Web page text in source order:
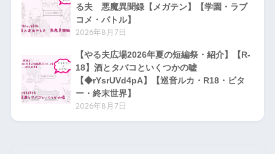
る夫 悪魔異聞録【メガテン】【学園・ラブ
コメ・バトル】
2026年8月7日
【やる夫広場2026年夏の短編祭・紹介】【R-
18】酒とタバコといくつかの嘘
【◆rYsrUVd4pA】【巡音ルカ・R18・ビタ
ー・終末世界】
2026年8月7日